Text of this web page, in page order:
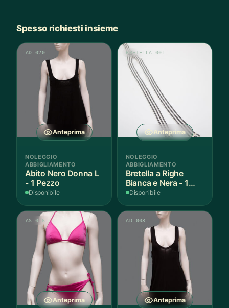
Spesso richiesti insieme
Anteprima
AD 020
NOLEGGIO
ABBIGLIAMENTO
Abito Nero Donna L
- 1 Pezzo
Disponibile
Anteprima
BRETELLA 001
NOLEGGIO
ABBIGLIAMENTO
Bretella a Righe
Bianca e Nera - 1
Pezzo
Disponibile
Anteprima
AS 016
Anteprima
AD 003